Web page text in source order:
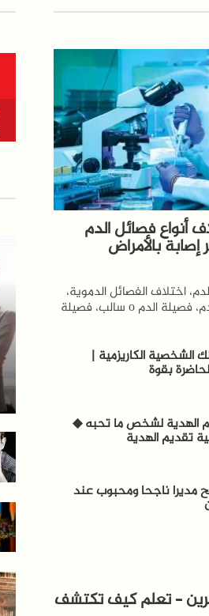
أنواع فصائل الدم
بالأمراض
اختلاف الفصائل الدموية،
انواع فصائل الدم، انواع الدم، فصيلة الدم o سالب، فصيلة
الشخصية الكاريزمية |
بقوة
الهدية لشخص ما تحبه ◆
تقديم الهدية
مديرا ناجحا ومحبوب عند
– تعلم كيف تكتشف